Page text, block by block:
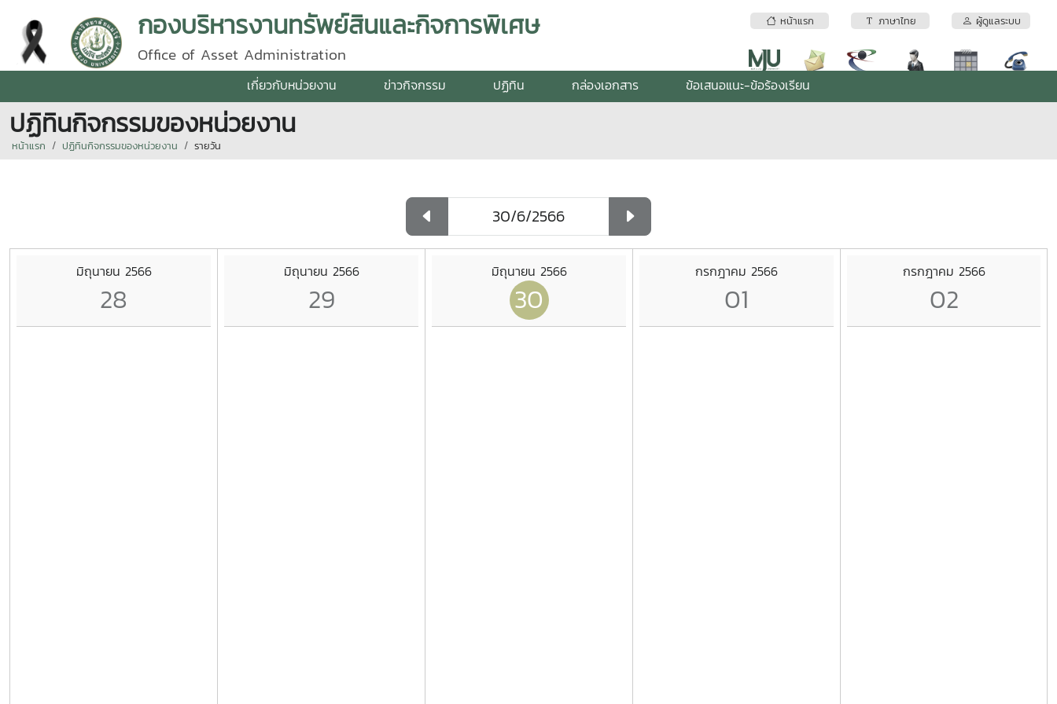
หน้าแรก ภาษาไทย ผู้ดูแลระบบ
กองบริหารงานทรัพย์สินและกิจการพิเศษ
Office of Asset Administration
เกี่ยวกับหน่วยงาน ข่าวกิจกรรม ปฏิทิน กล่องเอกสาร ข้อเสนอแนะ-ข้อร้องเรียน
ปฏิทินกิจกรรมของหน่วยงาน
หน้าแรก ปฏิทินกิจกรรมของหน่วยงาน รายวัน
มิถุนายน 2566
28
มิถุนายน 2566
29
มิถุนายน 2566
30
กรกฎาคม 2566
01
กรกฎาคม 2566
02